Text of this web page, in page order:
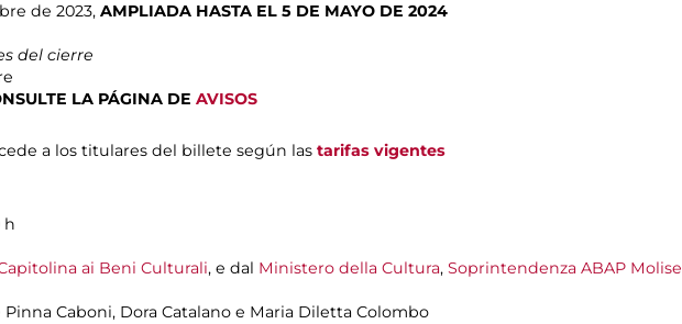
de 2023, AMPLIADA HASTA EL 5 DE MAYO DE 2024
del cierre
LA PÁGINA DE AVISOS
a los titulares del billete según las tarifas vigentes
h
ai Beni Culturali, e dal Ministero della Cultura, Soprintendenza ABAP Molise
Caboni, Dora Catalano e Maria Diletta Colombo